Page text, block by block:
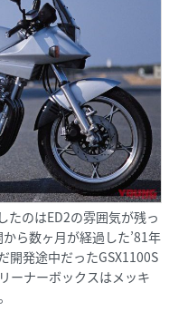
たのはED2の雰囲気が残っ
ら数ヶ月が経過した’81年
開発途中だったGSX1100S
ーナーボックスはメッキ